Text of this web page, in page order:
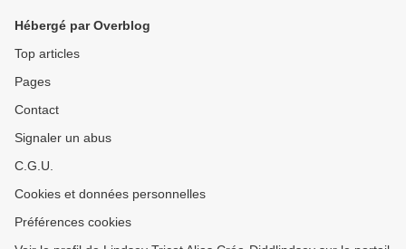
Hébergé par Overblog
Top articles
Pages
Contact
Signaler un abus
C.G.U.
Cookies et données personnelles
Préférences cookies